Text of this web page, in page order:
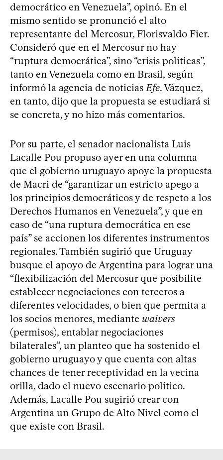
democrático en Venezuela”, opinó. En el
mismo sentido se pronunció el alto
representante del Mercosur, Florisvaldo Fier.
Consideró que en el Mercosur no hay
“ruptura democrática”, sino “crisis políticas”,
tanto en Venezuela como en Brasil, según
informó la agencia de noticias Efe. Vázquez,
en tanto, dijo que la propuesta se estudiará si
se concreta, y no hizo más comentarios.
Por su parte, el senador nacionalista Luis
Lacalle Pou propuso ayer en una columna
que el gobierno uruguayo apoye la propuesta
de Macri de “garantizar un estricto apego a
los principios democráticos y de respeto a los
Derechos Humanos en Venezuela”, y que en
caso de “una ruptura democrática en ese
país” se accionen los diferentes instrumentos
regionales. También sugirió que Uruguay
busque el apoyo de Argentina para lograr una
“flexibilización del Mercosur que posibilite
establecer negociaciones con terceros a
diferentes velocidades, o bien que permita a
los socios menores, mediante waivers
(permisos), entablar negociaciones
bilaterales”, un planteo que ha sostenido el
gobierno uruguayo y que cuenta con altas
chances de tener receptividad en la vecina
orilla, dado el nuevo escenario político.
Además, Lacalle Pou sugirió crear con
Argentina un Grupo de Alto Nivel como el
que existe con Brasil.